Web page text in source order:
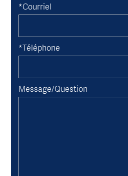
*Courriel
*Téléphone
Message/Question